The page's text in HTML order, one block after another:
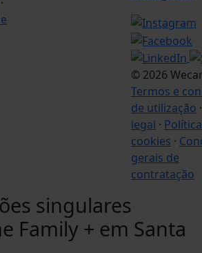
© 2026
Termos e
de utilização
legal ·
cookies ·
gerais de
contratação
singulares
Family + em Santa